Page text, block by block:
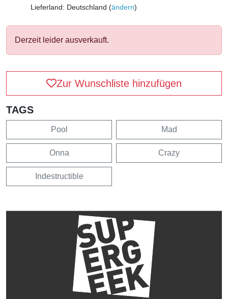
Lieferland: Deutschland (ändern)
Derzeit leider ausverkauft.
Zur Wunschliste hinzufügen
TAGS
Pool Mad
Onna Crazy
Indestructible